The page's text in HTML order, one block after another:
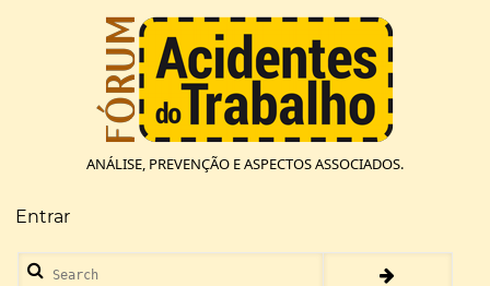
ANÁLISE, PREVENÇÃO E ASPECTOS ASSOCIADOS.
Menu
de
conta
Entrar
Search